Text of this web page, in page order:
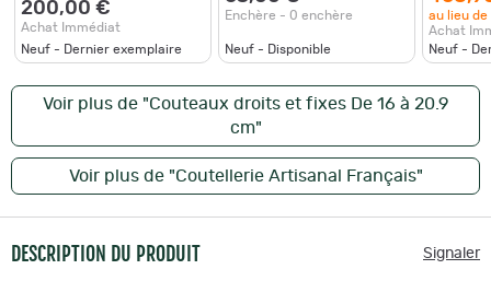
200,00 €
Achat Immédiat
Neuf - Dernier exemplaire
Enchère - 0 enchère
Neuf - Disponible
au lieu de
Achat
Neuf -
Voir plus de "Couteaux droits et fixes De 16 à 20.9
cm"
Voir plus de "Coutellerie Artisanal Français"
DESCRIPTION DU PRODUIT Signaler